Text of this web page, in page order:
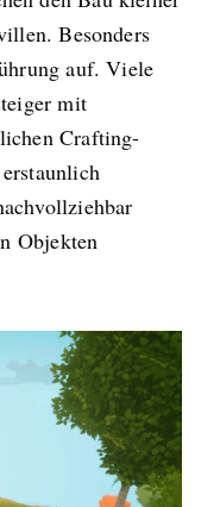
Besonders
auf. Viele
mit
Crafting-
Objekten